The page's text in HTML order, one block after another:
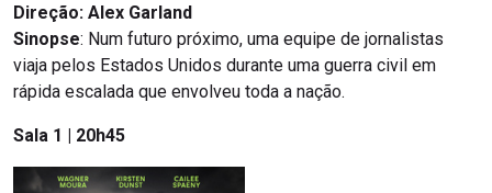
Direção: Alex Garland
Sinopse: Num futuro próximo, uma equipe de jornalistas
viaja pelos Estados Unidos durante uma guerra civil em
rápida escalada que envolveu toda a nação.
Sala 1 | 20h45